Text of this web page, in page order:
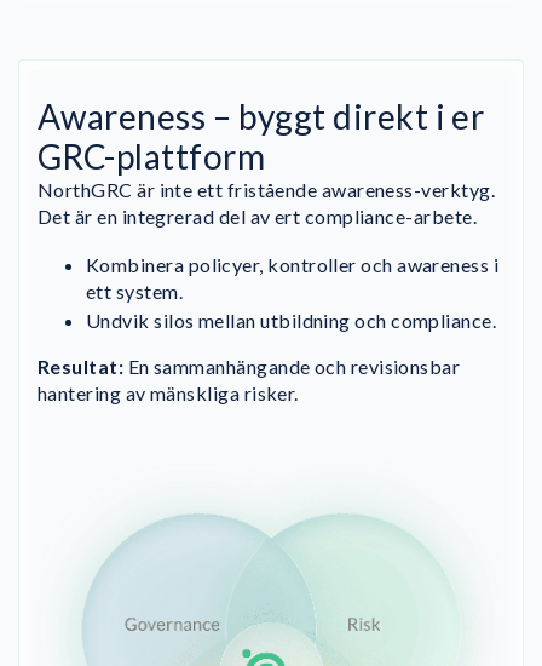
Awareness – byggt direkt i er
GRC-plattform
NorthGRC är inte ett fristående awareness-verktyg.
Det är en integrerad del av ert compliance-arbete.
Kombinera policyer, kontroller och awareness i
ett system.
Undvik silos mellan utbildning och compliance.
Resultat: En sammanhängande och revisionsbar
hantering av mänskliga risker.